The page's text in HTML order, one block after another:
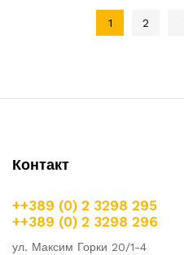
1 2
Контакт
++389 (0) 2 3298 295
++389 (0) 2 3298 296
ул. Максим Горки 20/1-4